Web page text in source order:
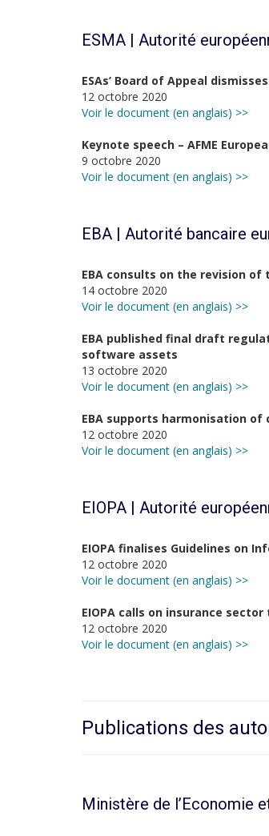
ESMA | Autorité
ESAs’ Board of Appeal
12 octobre 2020
Voir le document (en anglais) >>
Keynote speech – AFME
9 octobre 2020
Voir le document (en anglais) >>
EBA | Autorité bancaire
EBA consults on the revision of
14 octobre 2020
Voir le document (en anglais) >>
EBA published final draft
software assets
13 octobre 2020
Voir le document (en anglais) >>
EBA supports harmonisation
12 octobre 2020
Voir le document (en anglais) >>
EIOPA | Autorité
EIOPA finalises Guidelines on
12 octobre 2020
Voir le document (en anglais) >>
EIOPA calls on insurance
12 octobre 2020
Voir le document (en anglais) >>
Publications des
Ministère de l’Economie